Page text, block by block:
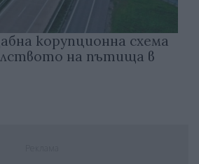
корупционна схема
на пътища в